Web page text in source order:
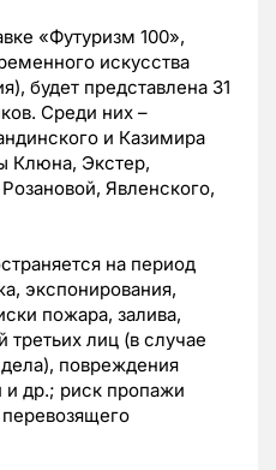
«Футуризм 100»,
искусства
будет представлена 31
Среди них –
и Казимира
Клюна, Экстер,
Явленского,
на период
экспонирования,
пожара, залива,
третьих лиц (в случае
повреждения
др.; риск пропажи